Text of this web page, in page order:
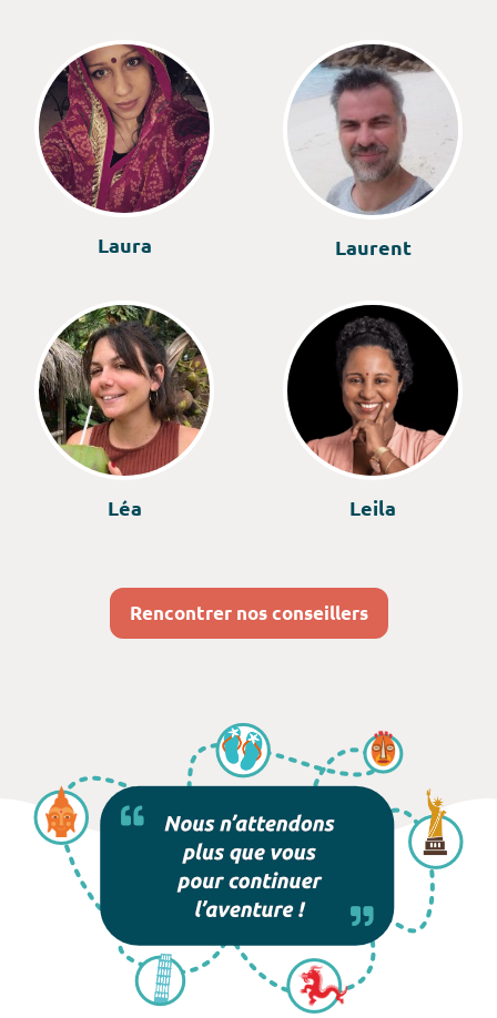
Laura Laurent
Léa Leila
Rencontrer nos conseillers